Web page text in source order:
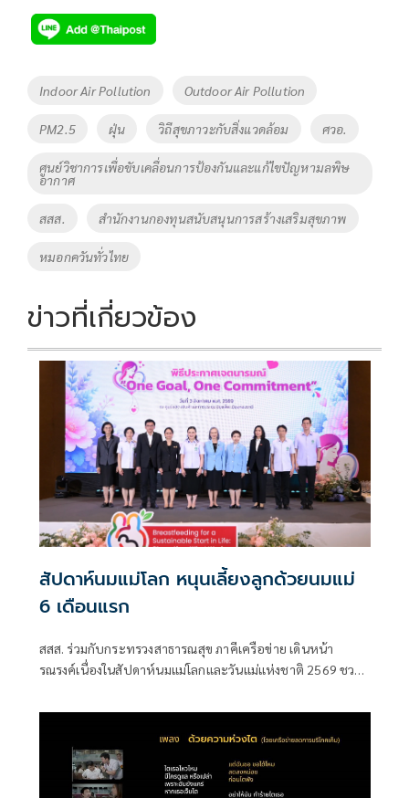
e
b
o
o
k
tt
er
p
y
Li
Tags
Indoor Air Pollution Outdoor Air Pollution
PM2.5 ฝุ่น วิถีสุขภาวะกับสิ่งแวดล้อม ศวอ.
ศูนย์วิชาการเพื่อขับเคลื่อนการป้องกันและแก้ไขปัญหามลพิษ
อากาศ
สสส. สำนักงานกองทุนสนับสนุนการสร้างเสริมสุขภาพ
หมอกควันทั่วไทย
ข่าวที่เกี่ยวข้อง
สัปดาห์นมแม่โลก หนุนเลี้ยงลูกด้วยนมแม่
6 เดือนแรก
สสส. ร่วมกับกระทรวงสาธารณสุข ภาคีเครือข่าย เดินหน้า
รณรงค์เนื่องในสัปดาห์นมแม่โลกและวันแม่แห่งชาติ 2569 ชวน
แรกเพื่อสร้างรากฐานเด็กไทย